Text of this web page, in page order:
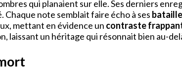
qui planaient sur elle. Ses derniers
Chaque note semblait faire écho à ses
mettant en évidence un contraste
laissant un héritage qui résonnait bien au-